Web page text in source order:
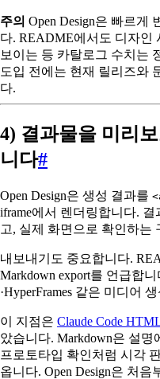
주의 Open Design은 빠르게
다. README에서도 디자인
보이는 등 카탈로그 수치는
도입 전에는 현재 릴리즈와
다.
4) 결과물을 미리
니다#
Open Design은 생성 결과를
iframe에서 렌더링합니다.
고, 실제 화면으로 확인하는
내보내기도 중요합니다.
Markdown export를 언급합
·HyperFrames 같은 미디어
이 지점은 Claude Code
았습니다. Markdown은 설명
프로토타입 확인처럼 시각
옵니다. Open Design은 처